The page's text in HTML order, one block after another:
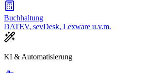
Buchhaltung
DATEV, sevDesk, Lexware u.v.m.
KI & Automatisierung